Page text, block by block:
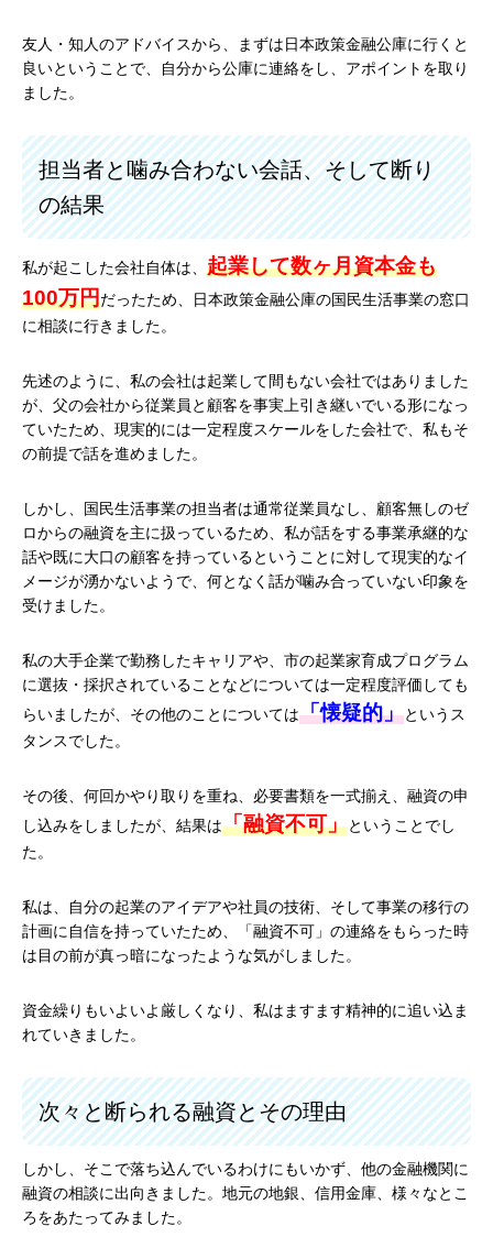
友人・知人のアドバイスから、まずは日本政策金融公庫に行くと
良いということで、自分から公庫に連絡をし、アポイントを取り
ました。
担当者と噛み合わない会話、そして断り
の結果
私が起こした会社自体は、 起業して数ヶ月資本金も
100万円だったため、日本政策金融公庫の国民生活事業の窓口
に相談に行きました。
先述のように、私の会社は起業して間もない会社ではありました
が、父の会社から従業員と顧客を事実上引き継いでいる形になっ
ていたため、現実的には一定程度スケールをした会社で、私もそ
の前提で話を進めました。
しかし、国民生活事業の担当者は通常従業員なし、顧客無しのゼ
ロからの融資を主に扱っているため、私が話をする事業承継的な
話や既に大口の顧客を持っているということに対して現実的なイ
メージが湧かないようで、何となく話が噛み合っていない印象を
受けました。
私の大手企業で勤務したキャリアや、市の起業家育成プログラム
に選抜・採択されていることなどについては一定程度評価しても
らいましたが、その他のことについては「懐疑的」というス
タンスでした。
その後、何回かやり取りを重ね、必要書類を一式揃え、融資の申
し込みをしましたが、結果は「融資不可」ということでし
た。
私は、自分の起業のアイデアや社員の技術、そして事業の移行の
計画に自信を持っていたため、「融資不可」の連絡をもらった時
は目の前が真っ暗になったような気がしました。
資金繰りもいよいよ厳しくなり、私はますます精神的に追い込ま
れていきました。
次々と断られる融資とその理由
しかし、そこで落ち込んでいるわけにもいかず、他の金融機関に
融資の相談に出向きました。地元の地銀、信用金庫、様々なとこ
ろをあたってみました。